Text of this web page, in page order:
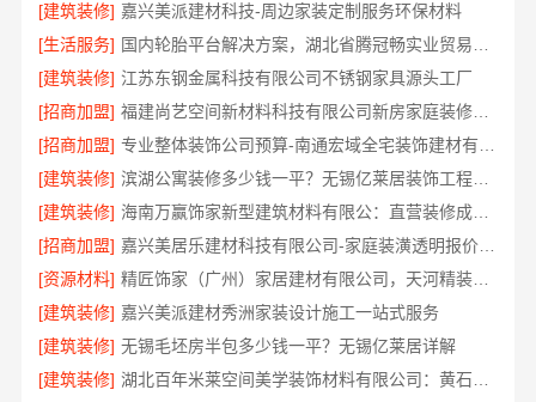
[建筑装修] 嘉兴美派建材科技-周边家装定制服务环保材料
[生活服务]
[建筑装修] 江苏东钢金属科技有限公司不锈钢家具源头工厂
[招商加盟]
福建尚艺空间新材料科技有限公司新房家庭装修硬装施工
[招商加盟]
[建筑装修]
滨湖公寓装修多少钱一平？无锡亿莱居装饰工程材料有限公司报价
[建筑装修]
海南万赢饰家新型建筑材料有限公：直营装修成本管控
[招商加盟]
嘉兴美居乐建材科技有限公司-家庭装潢透明报价电话
[资源材料]
精匠饰家（广州）家居建材有限公司，天河精装房改造服务好
[建筑装修] 嘉兴美派建材秀洲家装设计施工一站式服务
[建筑装修] 无锡毛坯房半包多少钱一平？无锡亿莱居详解
[建筑装修]